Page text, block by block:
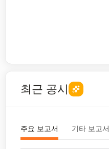
최근 공시
주요 보고서 기타 보고서